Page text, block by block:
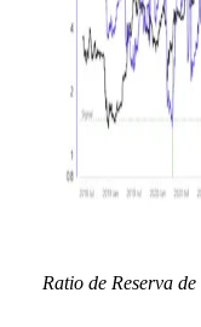
Ratio de Reserva